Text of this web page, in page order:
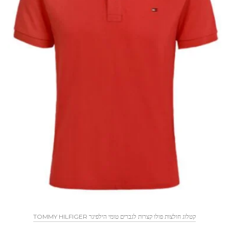
קטלוג חולצות פולו קצרות לגברים טומי הילפיגר TOMMY HILFIGER